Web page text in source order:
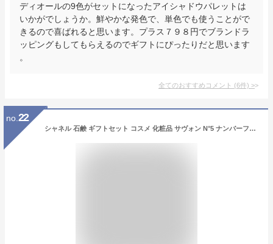
ディオールの9色がセットになったアイシャドウパレットは
いかがでしょうか。鮮やかな発色で、単色でも使うことがで
きるので喜ばれると思います。プラス７９８円でブランドラ
ッピングもしてもらえるのでギフトにぴったりだと思います
。
全てのおすすめコメント (6件) >
no. 22
シャネル 石鹸 ギフトセット コスメ 化粧品 サヴォン N°5 ナンバーファイブ 香水 ローオードゥトワレット せっけん 石けん ソープ バスグッズ スキンケア ローズ CHANEL レディース ブランド 正規品 新品 プレゼント おしゃれ [S] お返し